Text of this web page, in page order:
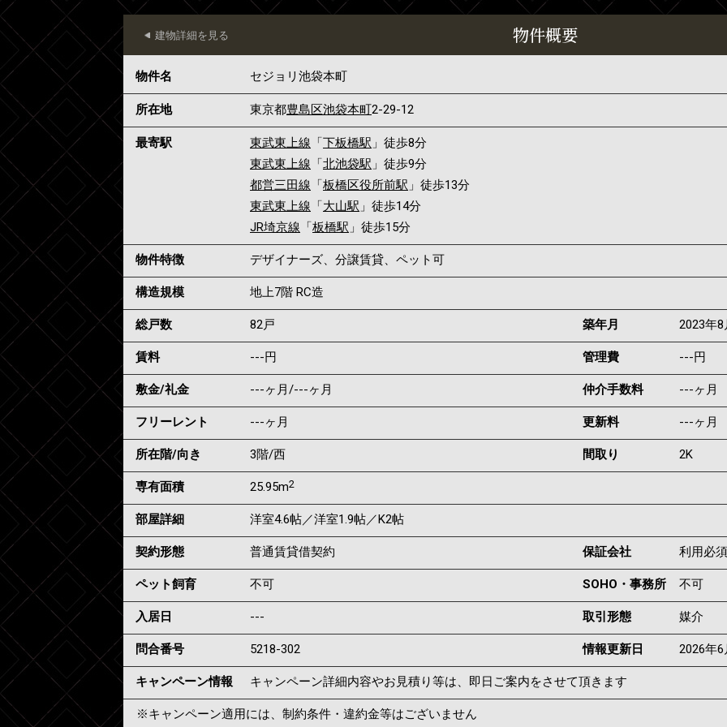
物件概要
建物詳細を見る
物件名 セジョリ池袋本町
所在地 東京都豊島区池袋本町2-29-12
最寄駅 東武東上線 「下板橋駅 」徒歩8分
東武東上線 「北池袋駅 」徒歩9分
都営三田線 「板橋区役所前駅 」徒歩13分
東武東上線 「大山駅 」徒歩14分
JR埼京線 「板橋駅 」徒歩15分
物件特徴 デザイナーズ、分譲賃貸、ペット可
構造規模 地上7階 RC造
総戸数 82戸 築年月 2023年8
賃料 ---円 管理費 ---円
敷金/礼金 ---ヶ月/---ヶ月 仲介手数料 ---ヶ月
フリーレント ---ヶ月 更新料 ---ヶ月
所在階/向き 3階/西 間取り 2K
専有面積 25.95m2
部屋詳細 洋室4.6帖／洋室1.9帖／K2帖
契約形態 普通賃貸借契約 保証会社 利用必須
ペット飼育 不可 SOHO・事務所 不可
入居日 --- 取引形態 媒介
問合番号 5218-302 情報更新日 2026年
キャンペーン情報 キャンペーン詳細内容やお見積り等は、即日ご案内をさせて頂きます
※キャンペーン適用には、制約条件・違約金等はございません